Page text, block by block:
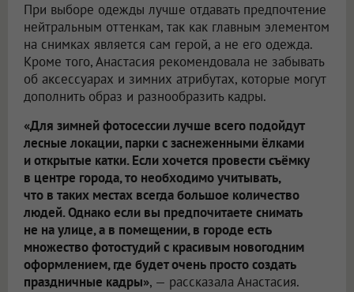
При выборе одежды лучше отдавать предпочтение
нейтральным оттенкам, так как главным элементом
на снимках является сам герой, а не его одежда.
Кроме того, Анастасия рекомендовала не забывать
об аксессуарах и зимних атрибутах, которые могут
дополнить образ и разнообразить кадры.
«Для зимней фотосессии лучше всего подойдут
лесные локации, парки с заснеженными ёлками
и открытые катки. Если хочется провести съёмку
в центре города, то необходимо учитывать,
что в таких местах всегда большое количество
людей. Однако если вы предпочитаете снимать
не на улице, а в помещении, в городе есть
множество фотостудий с красивым новогодним
оформлением, где будет очень просто создать
праздничные кадры», — рассказала Анастасия.